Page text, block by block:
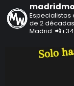
Especialistas
de 2
Madrid.